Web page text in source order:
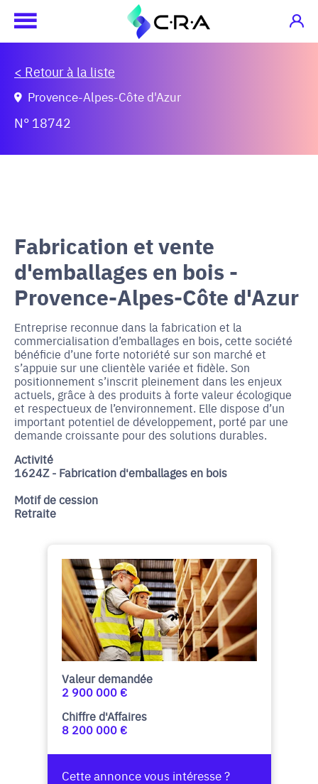
< Retour à la liste
N° 18742
Provence-Alpes-Côte d'Azur
Fabrication et vente
d'emballages en bois -
Provence-Alpes-Côte d'Azur
Entreprise reconnue dans la fabrication et la
commercialisation d’emballages en bois, cette société
bénéficie d’une forte notoriété sur son marché et
s’appuie sur une clientèle variée et fidèle. Son
positionnement s’inscrit pleinement dans les enjeux
actuels, grâce à des produits à forte valeur écologique
et respectueux de l’environnement. Elle dispose d’un
important potentiel de développement, porté par une
demande croissante pour des solutions durables.
Activité
1624Z - Fabrication d'emballages en bois
Motif de cession
Retraite
Valeur demandée
2 900 000 €
Chiffre d'Affaires
8 200 000 €
Cette annonce vous intéresse ?